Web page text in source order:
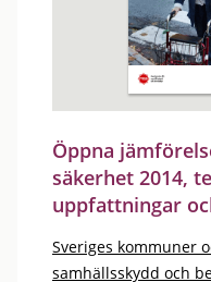
Öppna
säkerhet 2014,
uppfattningar
Sveriges kommuner
samhällsskydd och